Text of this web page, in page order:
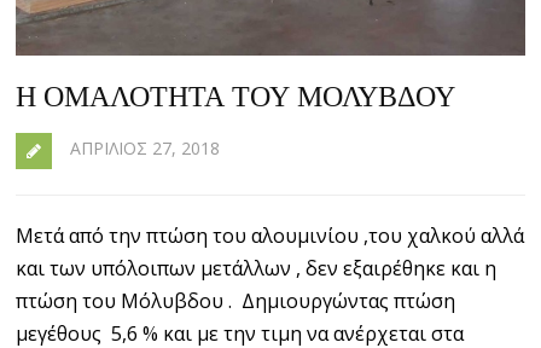
Η ΟΜΑΛΌΤΗΤΑ ΤΟΥ ΜΌΛΥΒΔΟΥ
ΑΠΡΊΛΙΟΣ 27, 2018
Μετά από την πτώση του αλουμινίου ,του χαλκού αλλά
και των υπόλοιπων μετάλλων , δεν εξαιρέθηκε και η
πτώση του Μόλυβδου . Δημιουργώντας πτώση
μεγέθους 5,6 % και με την τιμη να ανέρχεται στα